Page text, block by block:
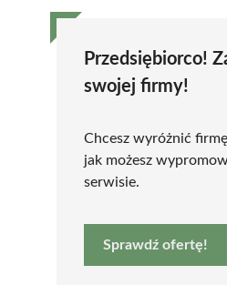
Przedsiębiorco!
swojej firmy!
Chcesz wyróżnić
jak możesz
serwisie.
Sprawdź ofertę!